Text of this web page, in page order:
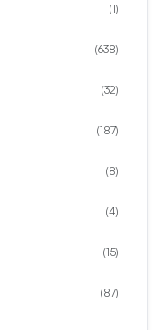
(1)
(638)
(32)
(187)
(8)
(4)
(15)
(87)